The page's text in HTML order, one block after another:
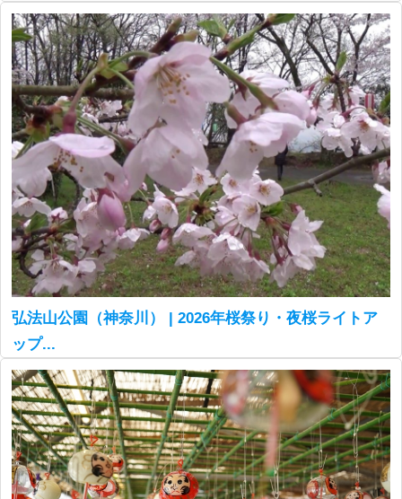
弘法山公園（神奈川） | 2026年桜祭り・夜桜ライトア
ップ...